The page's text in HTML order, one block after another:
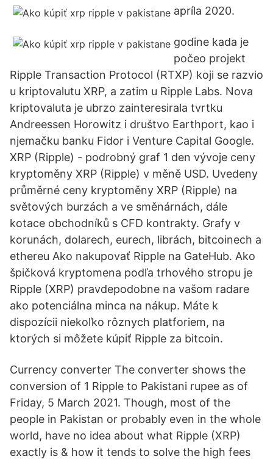
apríla 2020.
godine kada je
počeo projekt
Ripple Transaction Protocol (RTXP) koji se razvio
u kriptovalutu XRP, a zatim u Ripple Labs. Nova
kriptovaluta je ubrzo zainteresirala tvrtku
Andreessen Horowitz i društvo Earthport, kao i
njemačku banku Fidor i Venture Capital Google.
XRP (Ripple) - podrobný graf 1 den vývoje ceny
kryptoměny XRP (Ripple) v měně USD. Uvedeny
průměrné ceny kryptoměny XRP (Ripple) na
světových burzách a ve směnárnách, dále
kotace obchodníků s CFD kontrakty. Grafy v
korunách, dolarech, eurech, librách, bitcoinech a
ethereu Ako nakupovať Ripple na GateHub. Ako
špičková kryptomena podľa trhového stropu je
Ripple (XRP) pravdepodobne na vašom radare
ako potenciálna minca na nákup. Máte k
dispozícii niekoľko rôznych platforiem, na
ktorých si môžete kúpiť Ripple za bitcoin.
Currency converter The converter shows the
conversion of 1 Ripple to Pakistani rupee as of
Friday, 5 March 2021. Though, most of the
people in Pakistan or probably even in the whole
world, have no idea about what Ripple (XRP)
exactly is & how it tends to solve the high fees